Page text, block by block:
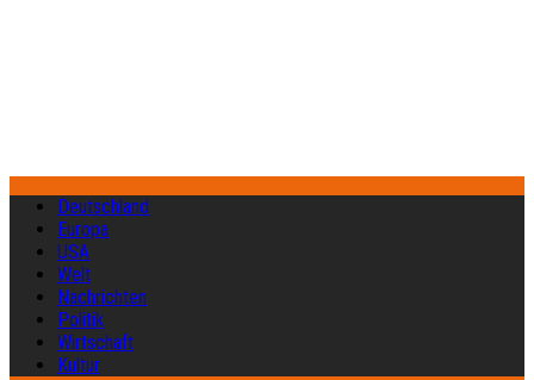
Deutschland
Europa
USA
Welt
Nachrichten
Politik
Wirtschaft
Kultur